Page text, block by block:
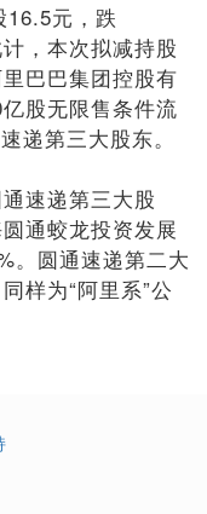
16.5元，跌
，本次拟减持股
巴巴集团控股有
股无限售条件流
递第三大股东。
速递第三大股
通蛟龙投资发展
。圆通速递第二大
样为“阿里系”公